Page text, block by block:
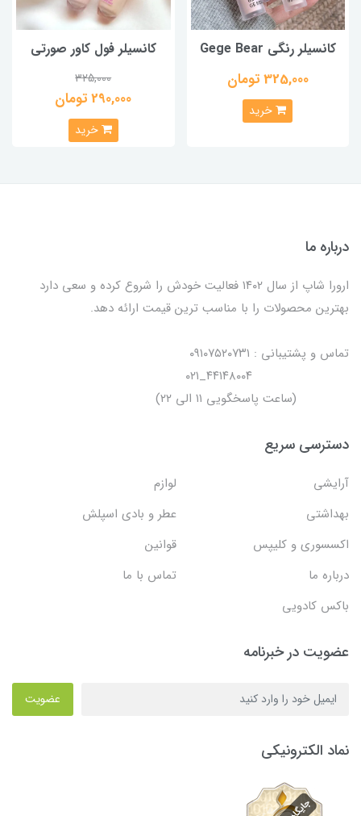
کانسیلر رنگی Gege Bear
325,000 تومان
خرید
کانسیلر فول کاور صورتی
325,000
290,000 تومان
خرید
درباره ما
ارورا شاپ از سال ۱۴۰۲ فعالیت خودش را شروع کرده و سعی دارد
بهترین محصولات را با مناسب ترین قیمت ارائه دهد.
تماس و پشتیبانی : ۰۹۱۰۷۵۲۰۷۳۱
(ساعت پاسخگویی ۱۱ الی ۲۲)
دسترسی سریع
آرایشی
لوازم
بهداشتی
عطر و بادی اسپلش
اکسسوری و کلیپس
قوانین
درباره ما
تماس با ما
باکس کادویی
عضویت در خبرنامه
عضویت
نماد الکترونیکی